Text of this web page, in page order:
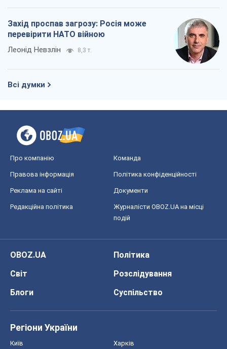
Захід проспав загрозу: Росія може
перевірити НАТО війною
Леонід Невзлін 8,3 т.
Всі думки
Про компанію Команда
Правова інформація Політика конфіденційності
Реклама на сайті Документи
Редакційна політика
Журналісти OBOZ.UA на місці
подій
OBOZ.UA
Політика
Світ
Розслідування
Блоги
Суспільство
Регіони України
Київ Харків